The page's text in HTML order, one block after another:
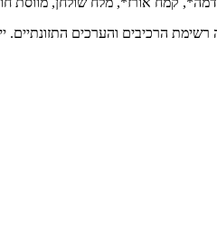
הרכיבים והערכים התזונתיים.